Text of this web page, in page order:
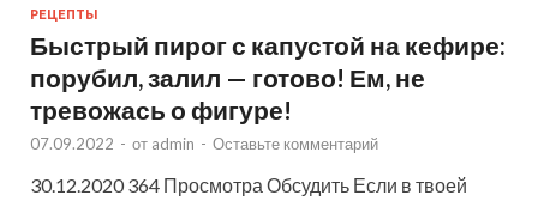
РЕЦЕПТЫ
Быстрый пирог с капустой на кефире:
порубил, залил — готово! Ем, не
тревожась о фигуре!
07.09.2022 - от admin - Оставьте комментарий
30.12.2020 364 Просмотра Обсудить Если в твоей